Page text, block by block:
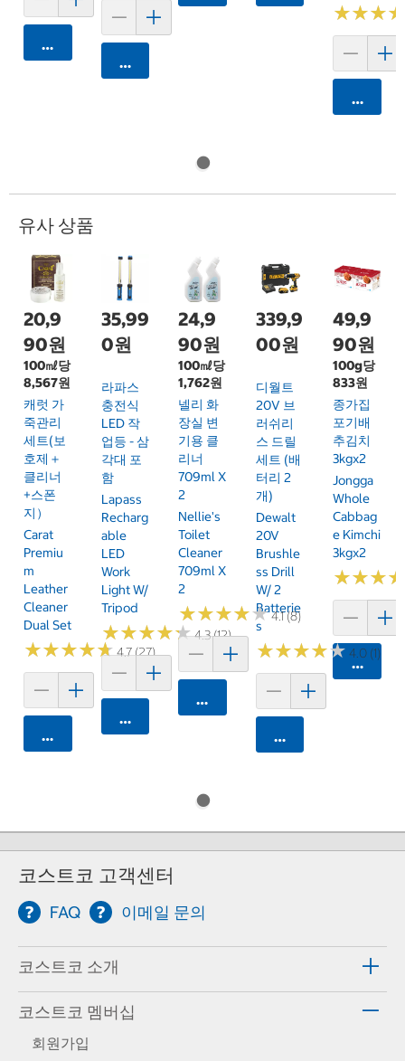
카트에 담기
카트에 담기
★★★
★★★
카트에
유사 상품
20,9
90원
100㎖당
8,567원
캐럿 가
죽관리
세트(보
호제＋
클리너
+스폰
지）
Carat
Premiu
M
Leather
Cleaner
Dual Set
★★★★★
★★★★★4.7 (27)
카트에 담기
35,99
0원
라파스
충전식
LED 작
업등 - 삼
각대 포
함
Lapass
Recharg
Able
LED
Work
Light W/
Tripod
★★★★★
★★★★★4.3 (12)
카트에 담기
24,9
90원
100㎖당
1,762원
넬리 화
장실 변
기용 클
리너
709ml X
2
Nellie's
Toilet
Cleaner
709ml X
2
★★★★★
★★★★★4.1 (8)
카트에 담기
339,9
00원
디월트
20V 브
러쉬리
스 드릴
세트 (배
터리 2
개)
Dewalt
20V
Brushle
Ss Drill
W/ 2
Batterie
S
★★★★★
★★★★★4.0 (1)
카트에 담기
49,9
90원
100g당
833원
종가집
포기배
추김치
3kgx2
Jongga
Whole
Cabbag
E Kimchi
3kgx2
★★★
★★★
카트에
코스트코 고객센터
FAQ 이메일 문의
코스트코 소개
코스트코 멤버십
회원가입